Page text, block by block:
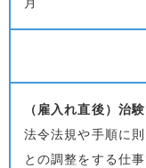
（雇入れ直後）治
法令法規や手順に
との調整をする仕事